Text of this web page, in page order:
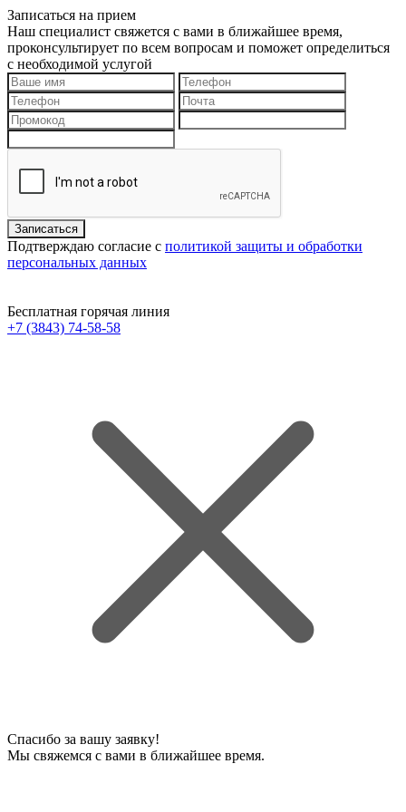
Записаться на прием
Наш специалист свяжется с вами в ближайшее время,
проконсультирует по всем вопросам и поможет определиться
с необходимой услугой
Подтверждаю согласие с политикой защиты и обработки
персональных данных
Бесплатная горячая линия
+7 (3843) 74-58-58
Спасибо за вашу заявку!
Мы свяжемся с вами в ближайшее время.